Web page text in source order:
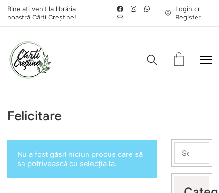
Bine ați venit la librăria
noastră Cărți Creștine!
Login or
Register
Felicitare
Nu a fost găsit niciun produs care să
se potrivească cu selecția ta.